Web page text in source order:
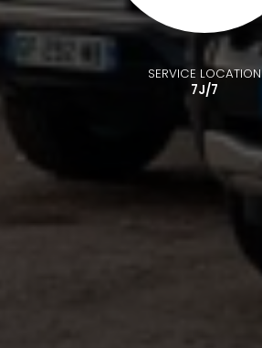
SERVICE LOCATION
7J/7